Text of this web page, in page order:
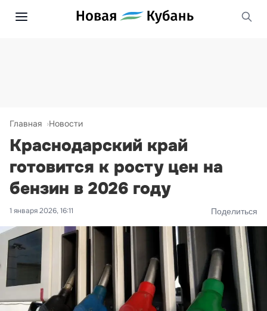
Главная Новости
Краснодарский край
готовится к росту цен на
бензин в 2026 году
1 января 2026, 16:11 Поделиться